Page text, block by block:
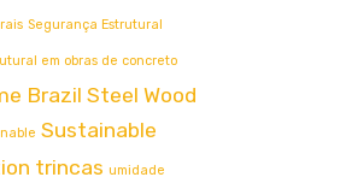
Segurança Estrutural
em obras de concreto
Brazil Steel Wood
Sustainable
trincas umidade